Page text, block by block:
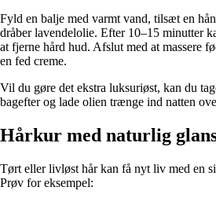
Fyld en balje med varmt vand, tilsæt en
dråber lavendelolie. Efter 10–15 minutter
at fjerne hård hud. Afslut med at massere
en fed creme.
Vil du gøre det ekstra luksuriøst, kan du
bagefter og lade olien trænge ind natten
Hårkur med naturlig
Tørt eller livløst hår kan få nyt liv med en
Prøv for eksempel: